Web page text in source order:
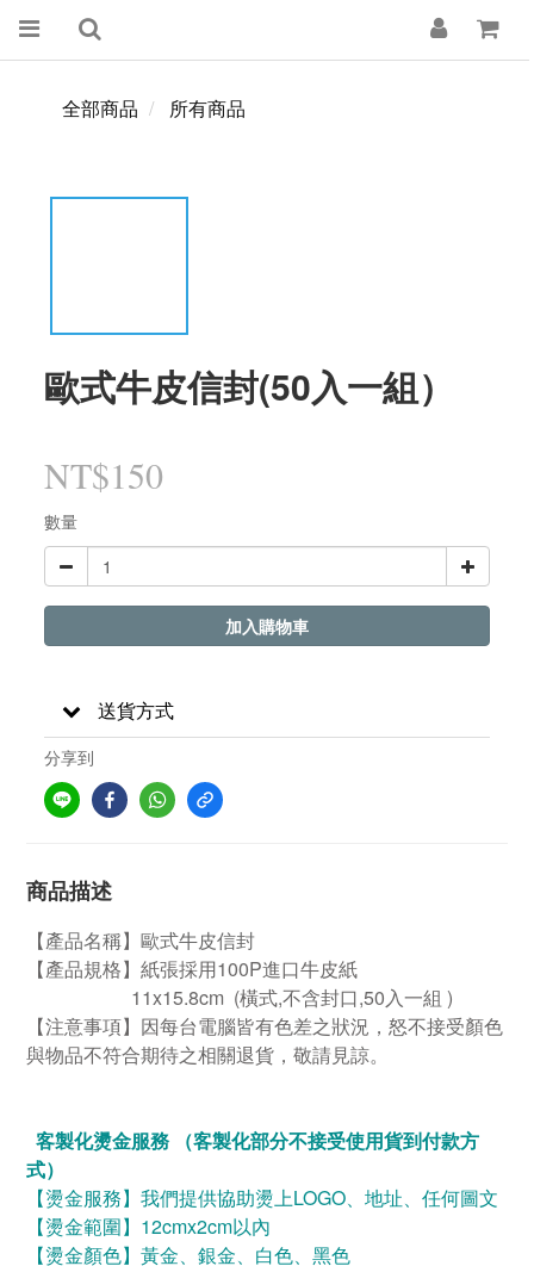
全部商品 所有商品
歐式牛皮信封(50入一組）
NT$150
數量
加入購物車
送貨方式
分享到
商品描述
【產品名稱】 歐式牛皮信封
【產品規格】紙張採用100P進口牛皮紙
11x15.8cm (橫式,不含封口,50入一組 )
【注意事項】因每台電腦皆有色差之狀況，怒不接受顏色
與物品不符合期待之相關退貨，敬請見諒。
客製化燙金服務 （客製化部分不接受使用貨到付款方
式）
【燙金服務】我們提供協助燙上LOGO、地址、任何圖文
【燙金範圍】12cmx2cm以內
【燙金顏色】黃金、銀金、白色、黑色